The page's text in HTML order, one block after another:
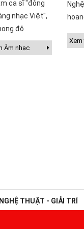
ca sĩ "đông
nhạc Việt",
độ
Âm nhạc
Xem
NGHỆ THUẬT - GIẢI TRÍ